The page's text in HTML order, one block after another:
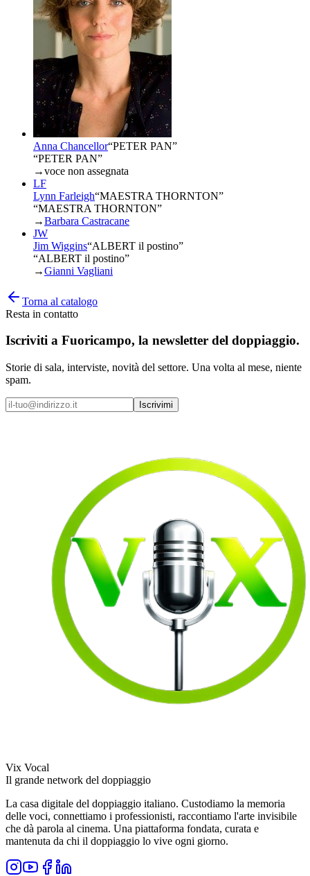
Anna Chancellor“PETER PAN”
“PETER PAN”
→voce non assegnata
LF
Lynn Farleigh“MAESTRA THORNTON”
“MAESTRA THORNTON”
→Barbara Castracane
JW
Jim Wiggins“ALBERT il postino”
“ALBERT il postino”
→Gianni Vagliani
Torna al catalogo
Resta in contatto
Iscriviti a Fuoricampo, la newsletter del doppiaggio.
Storie di sala, interviste, novità del settore. Una volta al mese, niente
spam.
Iscrivimi
Vix Vocal
Il grande network del doppiaggio
La casa digitale del doppiaggio italiano. Custodiamo la memoria
delle voci, connettiamo i professionisti, raccontiamo l'arte invisibile
che dà parola al cinema. Una piattaforma fondata, curata e
mantenuta da chi il doppiaggio lo vive ogni giorno.